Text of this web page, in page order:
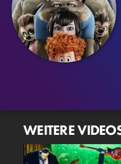
WEITERE